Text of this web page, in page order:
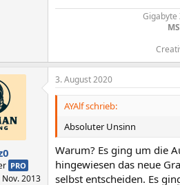
Gigabyte
PRO
Nov. 2013
3. August 2020
AYAlf schrieb:
Absoluter Unsinn
Warum? Es ging um die
hingewiesen das neue
selbst entscheiden. Es